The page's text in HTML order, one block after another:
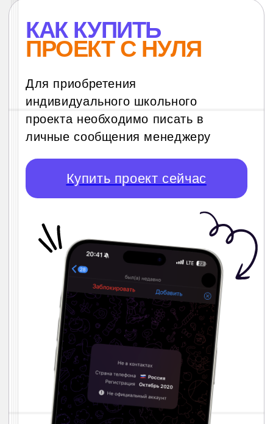
Писать по делу
Заранее формулировать
интересующий вопрос
Выбрать один из двух вариантов:
на вашу тему
Публичная оферта
Политика обработки
персональных данных